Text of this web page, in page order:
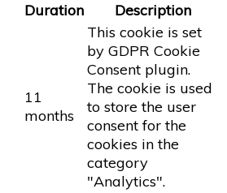
Duration Description
11
months
This cookie is set
by GDPR Cookie
Consent plugin.
The cookie is used
to store the user
consent for the
cookies in the
category
"Analytics".